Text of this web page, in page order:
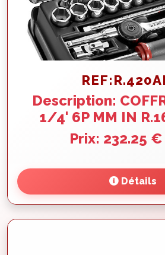
Description:
1/4' 6P MM IN
Prix: 232.25
Détails